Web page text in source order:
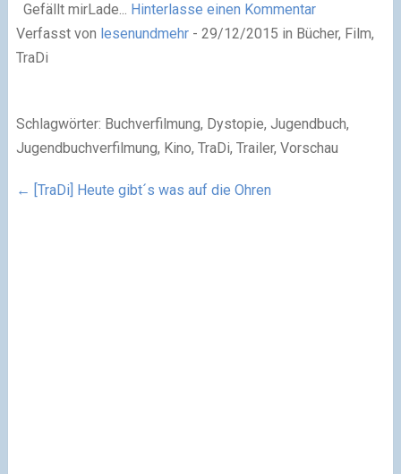
Gefällt mirLade... Hinterlasse einen Kommentar
Verfasst von lesenundmehr- 29/12/2015 in Bücher, Film,
TraDi
Schlagwörter: Buchverfilmung, Dystopie, Jugendbuch,
Jugendbuchverfilmung, Kino, TraDi, Trailer, Vorschau
← [TraDi] Heute gibt´s was auf die Ohren